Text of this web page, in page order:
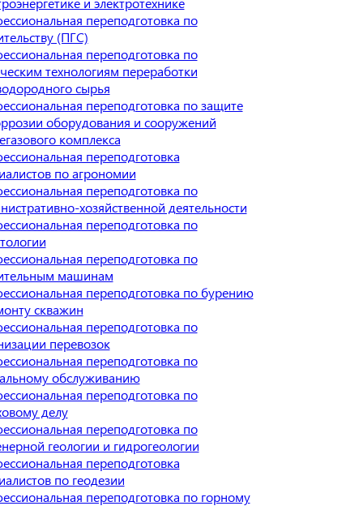
переподготовка по
(ПГС)
переподготовка по
технологиям переработки
сырья
переподготовка по защите
оборудования и сооружений
комплекса
переподготовка
по агрономии
переподготовка по
хозяйственной деятельности
переподготовка по
переподготовка по
машинам
переподготовка по бурению
скважин
переподготовка по
перевозок
переподготовка по
обслуживанию
переподготовка по
делу
переподготовка по
геологии и гидрогеологии
переподготовка
по геодезии
переподготовка по горному